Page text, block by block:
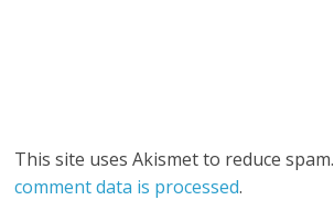
This site uses Akismet to reduce spam.
comment data is processed.